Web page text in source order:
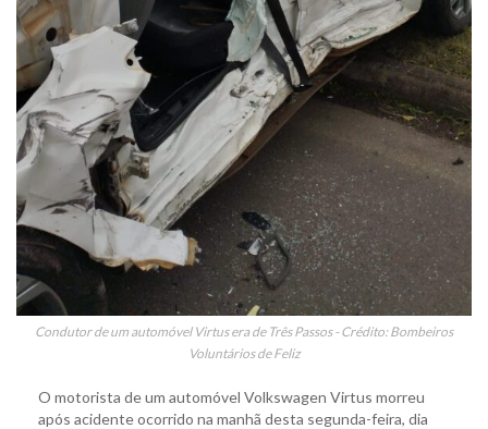
Condutor de um automóvel Virtus era de Três Passos - Crédito: Bombeiros
Voluntários de Feliz
O motorista de um automóvel Volkswagen Virtus morreu
após acidente ocorrido na manhã desta segunda-feira, dia